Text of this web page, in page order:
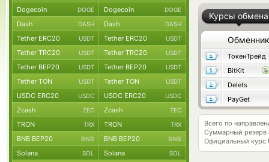
Курсы обмена
Обменник
ТокенТрейд
BitKit
Delets
PayGet
Всего по
Суммарный резерв
Официальный курс
Dogecoin DOGE Dogecoin DOGE
Dash DASH Dash DASH
Tether ERC20 USDT Tether ERC20 USDT
Tether TRC20 USDT Tether TRC20 USDT
Tether BEP20 USDT Tether BEP20 USDT
Tether TON USDT Tether TON USDT
USDC ERC20 USDC USDC ERC20 USDC
Zcash ZEC Zcash ZEC
TRON TRX TRON TRX
BNB BEP20 BNB BNB BEP20 BNB
Solana SOL Solana SOL